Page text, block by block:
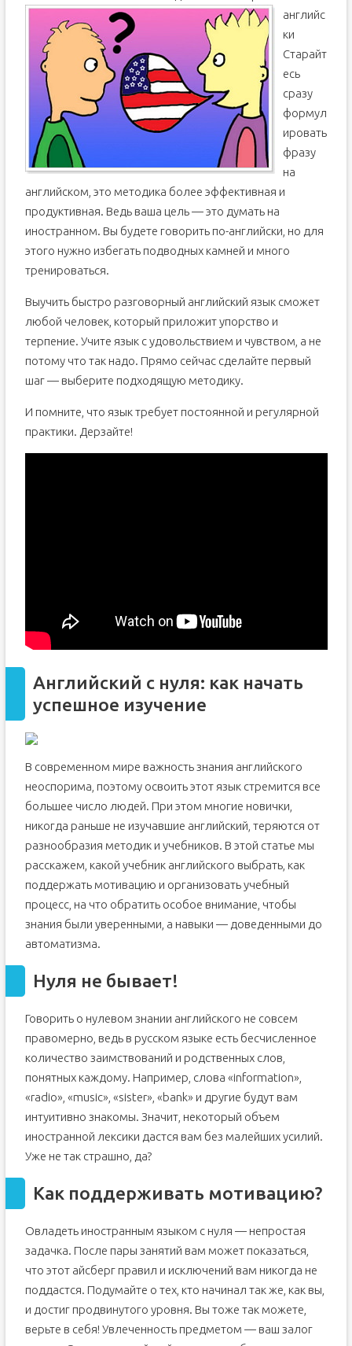
английс
ки
Старайт
есь
сразу
формул
ировать
фразу
на
английском, это методика более эффективная и
продуктивная. Ведь ваша цель — это думать на
иностранном. Вы будете говорить по-английски, но для
этого нужно избегать подводных камней и много
тренироваться.
Выучить быстро разговорный английский язык сможет
любой человек, который приложит упорство и
терпение. Учите язык с удовольствием и чувством, а не
потому что так надо. Прямо сейчас сделайте первый
шаг — выберите подходящую методику.
И помните, что язык требует постоянной и регулярной
практики. Дерзайте!
Английский с нуля: как начать
успешное изучение
В современном мире важность знания английского
неоспорима, поэтому освоить этот язык стремится все
большее число людей. При этом многие новички,
никогда раньше не изучавшие английский, теряются от
разнообразия методик и учебников. В этой статье мы
расскажем, какой учебник английского выбрать, как
поддержать мотивацию и организовать учебный
процесс, на что обратить особое внимание, чтобы
знания были уверенными, а навыки — доведенными до
автоматизма.
Нуля не бывает!
Говорить о нулевом знании английского не совсем
правомерно, ведь в русском языке есть бесчисленное
количество заимствований и родственных слов,
понятных каждому. Например, слова «information»,
«radio», «music», «sister», «bank» и другие будут вам
интуитивно знакомы. Значит, некоторый объем
иностранной лексики дастся вам без малейших усилий.
Уже не так страшно, да?
Как поддерживать мотивацию?
Овладеть иностранным языком с нуля — непростая
задачка. После пары занятий вам может показаться,
что этот айсберг правил и исключений вам никогда не
поддастся. Подумайте о тех, кто начинал так же, как вы,
и достиг продвинутого уровня. Вы тоже так можете,
верьте в себя! Увлеченность предметом — ваш залог